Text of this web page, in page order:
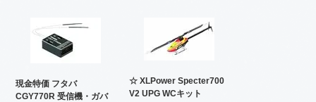
現金特価 フタバ
CGY770R 受信機・ガバ
☆ XLPower Specter700
V2 UPG WCキット